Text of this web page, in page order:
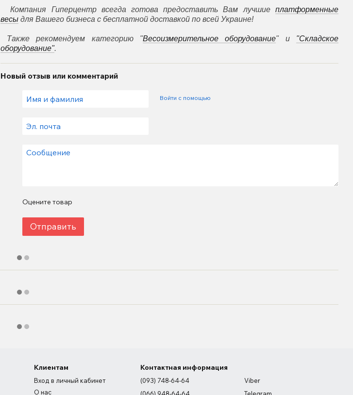
Компания Гиперцентр всегда готова предоставить Вам лучшие платформенные
весыдля Вашего бизнеса с бесплатной доставкой по всей Украине!
Также рекомендуем категорию "Весоизмерительное оборудование" и "Складское
оборудование".
Новый отзыв или комментарий
Войти с помощью
Оцените товар
Отправить
Клиентам
Вход в личный кабинет
О нас
Контактная информация
(093) 748-64-64
Viber